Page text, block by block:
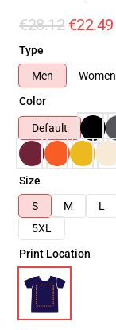
€28.12 €22.49
Type
Men
Women
Color
Default
Size
S
M L
5XL
Print Location